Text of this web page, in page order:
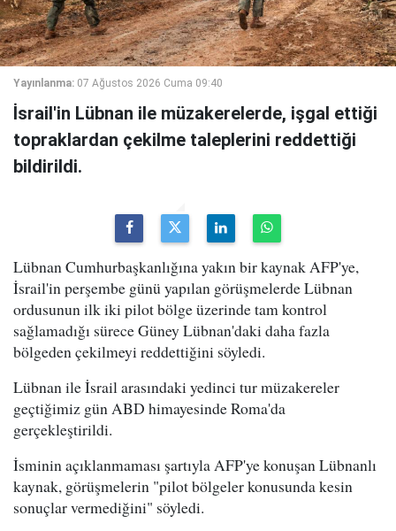
Yayınlanma: 07 Ağustos 2026 Cuma 09:40
İsrail'in Lübnan ile müzakerelerde, işgal ettiği
topraklardan çekilme taleplerini reddettiği
bildirildi.
Lübnan Cumhurbaşkanlığına yakın bir kaynak AFP'ye,
İsrail'in perşembe günü yapılan görüşmelerde Lübnan
ordusunun ilk iki pilot bölge üzerinde tam kontrol
sağlamadığı sürece Güney Lübnan'daki daha fazla
bölgeden çekilmeyi reddettiğini söyledi.
Lübnan ile İsrail arasındaki yedinci tur müzakereler
geçtiğimiz gün ABD himayesinde Roma'da
gerçekleştirildi.
İsminin açıklanmaması şartıyla AFP'ye konuşan Lübnanlı
kaynak, görüşmelerin "pilot bölgeler konusunda kesin
sonuçlar vermediğini" söyledi.